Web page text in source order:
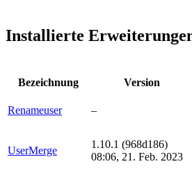
Installierte
Bezeichnung
Version
Renameuser –
UserMerge
1.10.1 (968d186)
08:06, 21. Feb. 2023